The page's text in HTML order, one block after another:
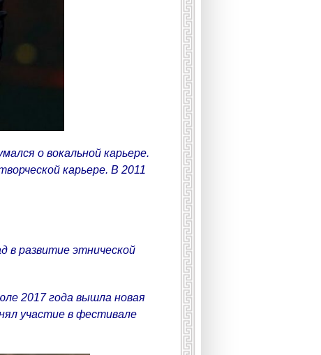
о вокальной карьере.
карьере. В 2011
в развитие этнической
2017 года вышла новая
участие в фестивале